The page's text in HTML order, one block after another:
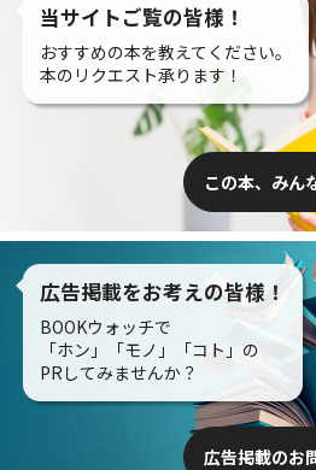
当サイトご覧の皆様！
おすすめの本を教えてください。
本のリクエスト承ります！
この本、みん
広告掲載をお考えの皆様！
BOOKウォッチで
「ホン」「モノ」「コト」の
PRしてみませんか？
広告掲載のお